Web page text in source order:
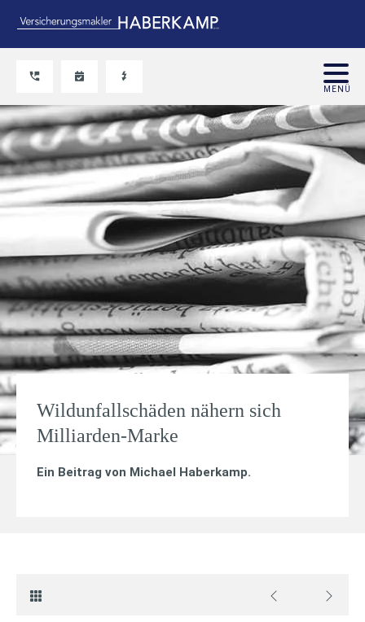
Wildunfallschäden nähern sich
Milliarden-Marke
Ein Beitrag von Michael Haberkamp.